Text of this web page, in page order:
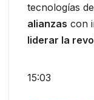
tecnologías
alianzas con
liderar la
15:03